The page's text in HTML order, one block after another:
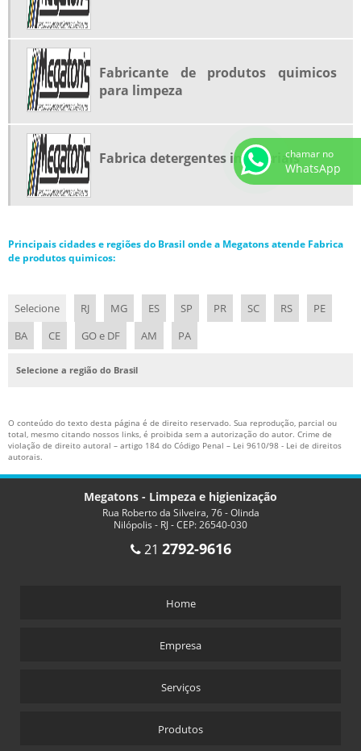
PRODUTO QUIMICO PARA LIMPEZA DE RADIADOR
PRODUTOS QUIMICO PARA LIMPEZA GERAL
PRODUTOS QUIMICOS PARA LIMPEZA
PRODUTOS QUIMICOS PARA LIMPEZA INDUSTRIAL
Fabricante de produtos quimicos
para limpeza
Fabrica detergentes industriais
Principais cidades e regiões do Brasil onde a Megatons atende Fabrica
de produtos quimicos:
Selecione RJ MG ES SP PR SC RS
PE
BA
CE GO e DF AM PA
Selecione a região do Brasil
O conteúdo do texto desta página é de direito reservado. Sua reprodução, parcial ou
total, mesmo citando nossos links, é proibida sem a autorização do autor. Crime de
violação de direito autoral – artigo 184 do Código Penal – Lei 9610/98 - Lei de direitos
autorais.
Megatons - Limpeza e higienização
Rua Roberto da Silveira, 76 - Olinda
Nilópolis - RJ - CEP: 26540-030
21 2792-9616
Home
Empresa
Serviços
Produtos
chamar no
WhatsApp